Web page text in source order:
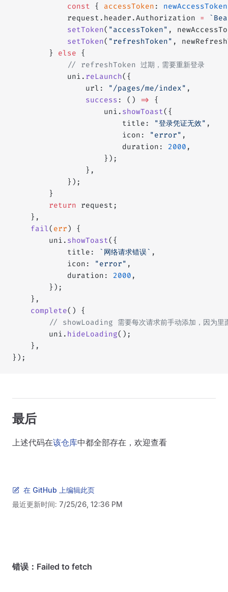
			const
{ accessToken : newAccessToken
			request.header.Authorization
=
			setToken
( "accessToken" ,
			setToken
( "refreshToken" ,
		}
else {
			// refreshToken 过期，需要重新登录
			uni.
reLaunch({
				url:
"/pages/me/index" ,
				success
: () =>
{
					uni.
showToast({
						title:
"登录凭证无效" ,
						icon:
"error" ,
						duration:
2000 ,
					});
				},
			});
		}
		return
request;
	},
	fail
( err ) {
		uni.
showToast({
			title:
`网络请求错误` ,
			icon:
"error" ,
			duration:
2000 ,
		});
	},
	complete
() {
// showLoading 需要每次请求前手动添加，因为
		uni.
hideLoading();
	},
});
最后
上述代码在该仓库中都全部存在，欢迎查看
在 GitHub 上编辑此页
最近更新时间: 7/25/26, 12:36 PM